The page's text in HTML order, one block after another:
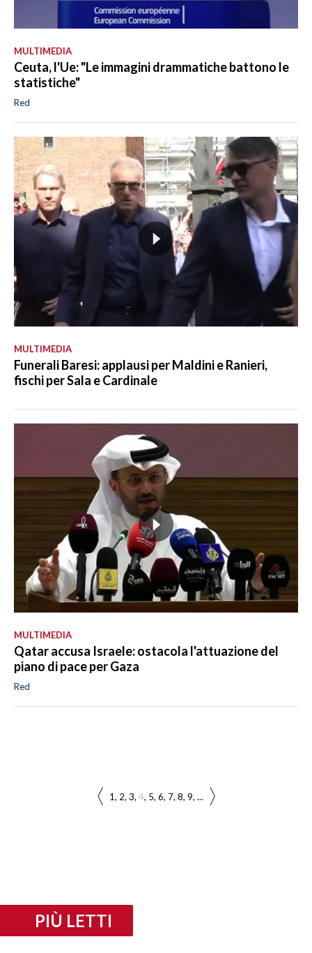
MULTIMEDIA
Ceuta, l'Ue: "Le immagini drammatiche battono le
statistiche"
Red
MULTIMEDIA
Funerali Baresi: applausi per Maldini e Ranieri,
fischi per Sala e Cardinale
MULTIMEDIA
Qatar accusa Israele: ostacola l'attuazione del
piano di pace per Gaza
Red
1 2 3 4 5 6 7 8 9 ...
PIÙ LETTI